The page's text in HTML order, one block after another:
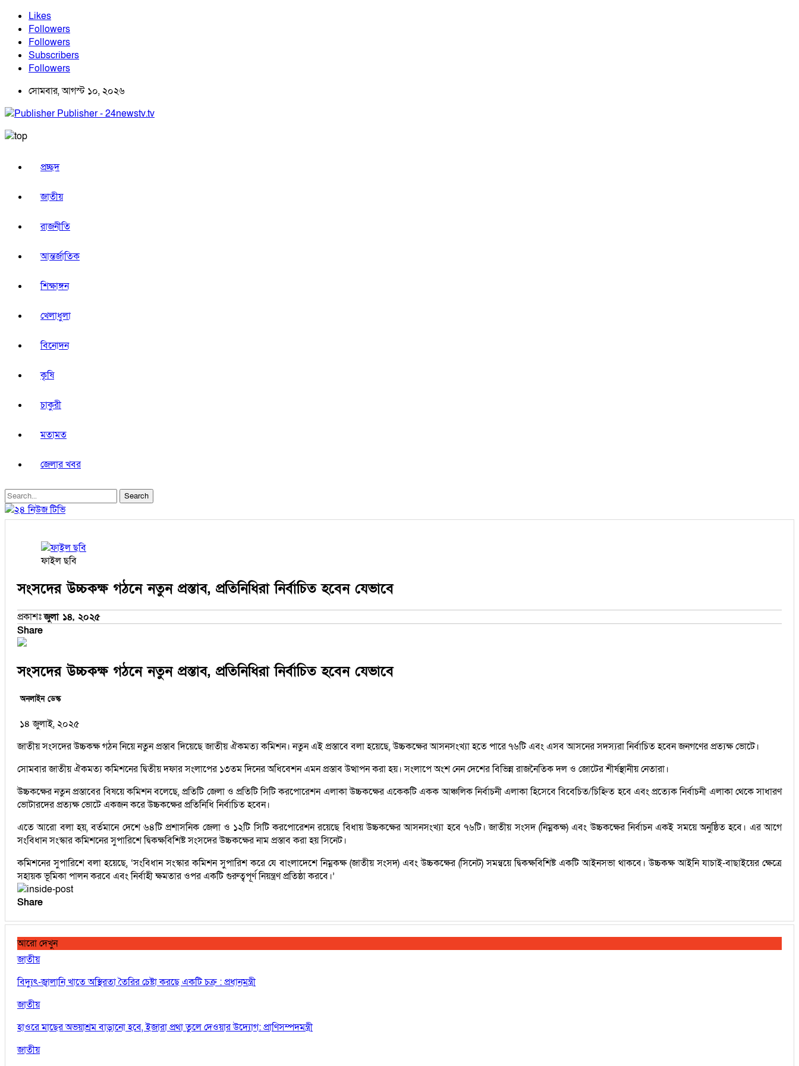
Likes
Followers
Followers
Subscribers
Followers
সোমবার, আগস্ট ১০, ২০২৬
Publisher - 24newstv.tv
প্রচ্ছদ
জাতীয়
রাজনীতি
আন্তর্জাতিক
শিক্ষাঙ্গন
খেলাধুলা
বিনোদন
কৃষি
চাকুরী
মতামত
জেলার খবর
ফাইল ছবি
সংসদের উচ্চকক্ষ গঠনে নতুন প্রস্তাব, প্রতিনিধিরা নির্বাচিত হবেন যেভাবে
প্রকাশঃজুলা ১৪, ২০২৫
Share
সংসদের উচ্চকক্ষ গঠনে নতুন প্রস্তাব, প্রতিনিধিরা নির্বাচিত হবেন যেভাবে
অনলাইন ডেস্ক
১৪ জুলাই, ২০২৫
জাতীয় সংসদের উচ্চকক্ষ গঠন নিয়ে নতুন প্রস্তাব দিয়েছে জাতীয় ঐকমত্য কমিশন। নতুন এই প্রস্তাবে বলা হয়েছে, উচ্চকক্ষের আসনসংখ্যা হতে পারে ৭৬টি এবং এসব আসনের সদস্যরা নির্বাচিত হবেন জনগণের প্রত্যক্ষ ভোটে।
সোমবার জাতীয় ঐকমত্য কমিশনের দ্বিতীয় দফার সংলাপের ১৩তম দিনের অধিবেশন এমন প্রস্তাব উত্থাপন করা হয়। সংলাপে অংশ নেন দেশের বিভিন্ন রাজনৈতিক দল ও জোটের শীর্ষস্থানীয় নেতারা।
উচ্চকক্ষের নতুন প্রস্তাবের বিষয়ে কমিশন বলেছে, প্রতিটি জেলা ও প্রতিটি সিটি করপোরেশন এলাকা উচ্চকক্ষের একেকটি একক আঞ্চলিক নির্বাচনী এলাকা হিসেবে বিবেচিত/চিহ্নিত হবে এবং প্রত্যেক নির্বাচনী এলাকা থেকে সাধারণ
ভোটারদের প্রত্যক্ষ ভোটে একজন করে উচ্চকক্ষের প্রতিনিধি নির্বাচিত হবেন।
এতে আরো বলা হয়, বর্তমানে দেশে ৬৪টি প্রশাসনিক জেলা ও ১২টি সিটি করপোরেশন রয়েছে বিধায় উচ্চকক্ষের আসনসংখ্যা হবে ৭৬টি। জাতীয় সংসদ (নিম্নকক্ষ) এবং উচ্চকক্ষের নির্বাচন একই সময়ে অনুষ্ঠিত হবে। এর আগে
সংবিধান সংস্কার কমিশনের সুপারিশে দ্বিকক্ষবিশিষ্ট সংসদের উচ্চকক্ষের নাম প্রস্তাব করা হয় সিনেট।
কমিশনের সুপারিশে বলা হয়েছে, ‘সংবিধান সংস্কার কমিশন সুপারিশ করে যে বাংলাদেশে নিম্নকক্ষ (জাতীয় সংসদ) এবং উচ্চকক্ষের (সিনেট) সমন্বয়ে দ্বিকক্ষবিশিষ্ট একটি আইনসভা থাকবে। উচ্চকক্ষ আইনি যাচাই-বাছাইয়ের ক্ষেত্রে
সহায়ক ভূমিকা পালন করবে এবং নির্বাহী ক্ষমতার ওপর একটি গুরুত্বপূর্ণ নিয়ন্ত্রণ প্রতিষ্ঠা করবে।’
Share
আরো দেখুন
জাতীয়
বিদ্যুৎ-জ্বালানি খাতে অস্থিরতা তৈরির চেষ্টা করছে একটি চক্র : প্রধানমন্ত্রী
জাতীয়
হাওরে মাছের অভয়াশ্রম বাড়ানো হবে, ইজারা প্রথা তুলে দেওয়ার উদ্যোগ: প্রাণিসম্পদমন্ত্রী
জাতীয়